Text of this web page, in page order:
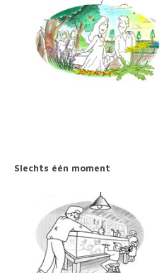
Slechts één moment